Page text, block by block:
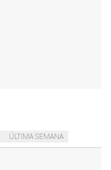
ÚLTIMA SEMANA